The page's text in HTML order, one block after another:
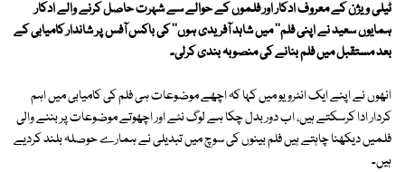
ٹیلی ویژن کے معروف ادکار اور فلموں کے حوالے سے شہرت حاصل کرنے والے ادکار
ہمایوں سعید نے اپنی فلم'' میں شاہد آفریدی ہوں'' کی باکس آفس پر شاندار کامیابی کے
بعد مستقبل میں فلم بنانے کی منصوبہ بندی کرلی۔
انھوں نے اپنے ایک انٹرویو میں کہا کہ اچھے موضوعات ہی فلم کی کامیابی میں اہم
کردار ادا کرسکتے ہیں، اب دور بدل چکا ہے لوگ نئے اور اچھوتے موضوعات پر بننے والی
فلمیں دیکھنا چاہتے ہیں فلم بینوں کی سوچ میں تبدیلی نے ہمارے حوصلہ بلند کردیے
ہیں۔